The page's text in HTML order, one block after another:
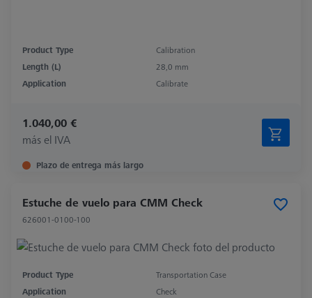
Product Type
Calibration
Length (L)
28,0 mm
Application
Calibrate
1.040,00 €
más el IVA
Plazo de entrega más largo
Estuche de vuelo para CMM Check
626001-0100-100
Product Type
Transportation Case
Application
Check